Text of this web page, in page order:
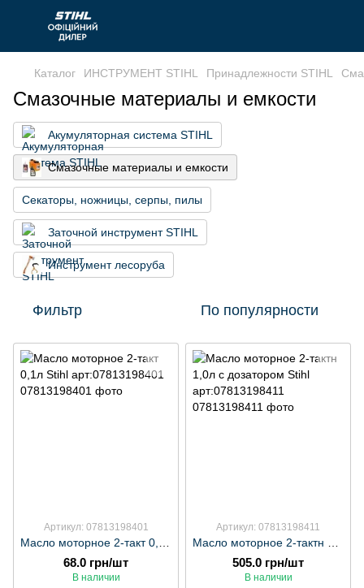
Каталог ИНСТРУМЕНТ STIHL Принадлежности STIHL
Смазочные материалы и емкости
Акумуляторная система STIHL
Смазочные материалы и емкости
Секаторы, ножницы, серпы, пилы
Заточной инструмент STIHL
Инструмент лесоруба
Фильтр По популярности
Артикул: 07813198401
68.0 грн/шт
В наличии
Артикул: 07813198411
505.0 грн/шт
В наличии